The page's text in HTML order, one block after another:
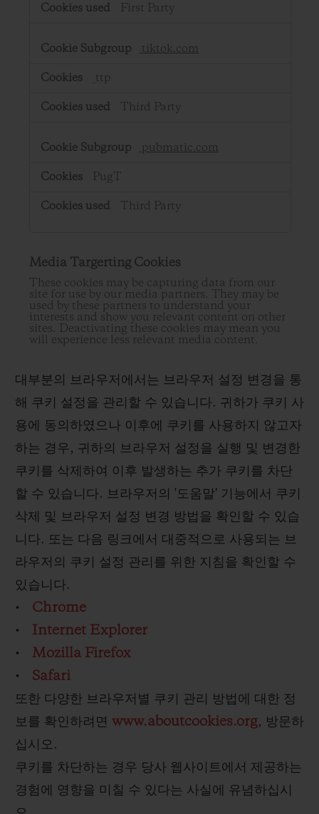
First Party
tiktok.com
_ttp
Third Party
pubmatic.com
PugT
Third Party
Media Targerting Cookies
These cookies may be capturing data from our
site for use by our media partners. They may be
used by these partners to understand your
interests and show you relevant content on other
sites. Deactivating these cookies may mean you
will experience less relevant media content.
대부분의 브라우저에서는 브라우저 설정 변경을 통
해 쿠키 설정을 관리할 수 있습니다. 귀하가 쿠키 사
용에 동의하였으나 이후에 쿠키를 사용하지 않고자
하는 경우, 귀하의 브라우저 설정을 실행 및 변경한
쿠키를 삭제하여 이후 발생하는 추가 쿠키를 차단
할 수 있습니다. 브라우저의 '도움말' 기능에서 쿠키
삭제 및 브라우저 설정 변경 방법을 확인할 수 있습
니다. 또는 다음 링크에서 대중적으로 사용되는 브
라우저의 쿠키 설정 관리를 위한 지침을 확인할 수
있습니다.
• Chrome
• Internet Explorer
• Mozilla Firefox
• Safari
또한 다양한 브라우저별 쿠키 관리 방법에 대한 정
보를 확인하려면 www.aboutcookies.org, 방문하
십시오.
쿠키를 차단하는 경우 당사 웹사이트에서 제공하는
경험에 영향을 미칠 수 있다는 사실에 유념하십시